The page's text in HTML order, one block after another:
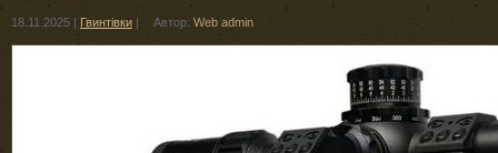
18.11.2025 | Гвинтівки | Автор: Web admin